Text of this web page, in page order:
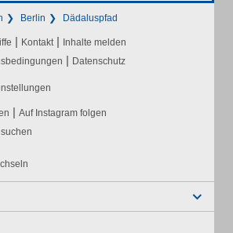
Berlin Dädaluspfad
| Kontakt | Inhalte melden
| Datenschutz
| Auf Instagram folgen